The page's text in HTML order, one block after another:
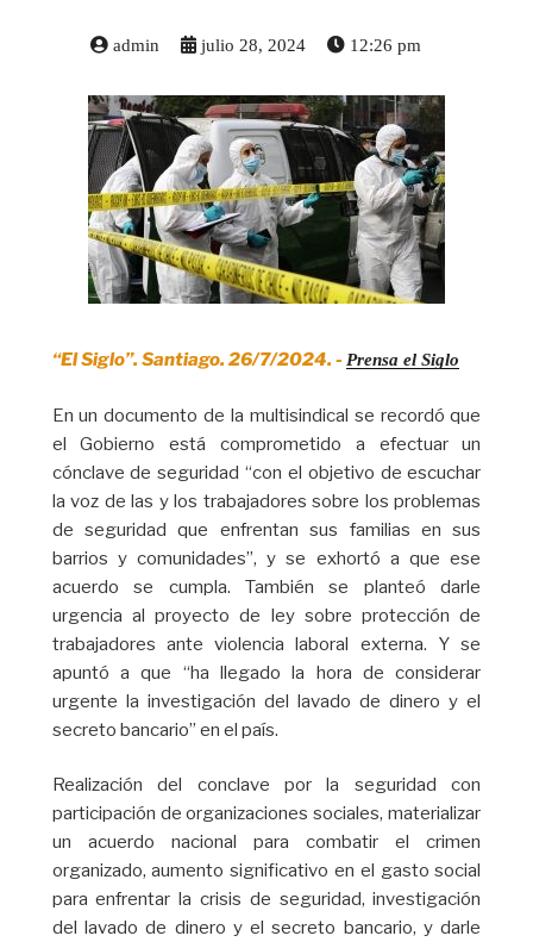
admin julio 28, 2024 12:26 pm
“El Siglo”. Santiago. 26/7/2024. - Prensa el Siglo
En un documento de la multisindical se recordó que
el Gobierno está comprometido a efectuar un
cónclave de seguridad “con el objetivo de escuchar
la voz de las y los trabajadores sobre los problemas
de seguridad que enfrentan sus familias en sus
barrios y comunidades”, y se exhortó a que ese
acuerdo se cumpla. También se planteó darle
urgencia al proyecto de ley sobre protección de
trabajadores ante violencia laboral externa. Y se
apuntó a que “ha llegado la hora de considerar
urgente la investigación del lavado de dinero y el
secreto bancario” en el país.
Realización del conclave por la seguridad con
participación de organizaciones sociales, materializar
un acuerdo nacional para combatir el crimen
organizado, aumento significativo en el gasto social
para enfrentar la crisis de seguridad, investigación
del lavado de dinero y el secreto bancario, y darle